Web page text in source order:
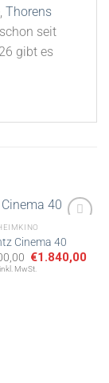
Thorens
schon seit
gibt es
Artikel
Cinema 40
Ursprünglicher
Preis
€1.840,00
inkl. MwSt.